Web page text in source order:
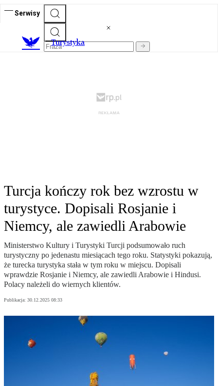
Serwisy
Turystyka
Turcja kończy rok bez wzrostu w
turystyce. Dopisali Rosjanie i
Niemcy, ale zawiedli Arabowie
Ministerstwo Kultury i Turystyki Turcji podsumowało ruch
turystyczny po jedenastu miesiącach tego roku. Statystyki pokazują,
że turecka turystyka stała w tym roku w miejscu. Dopisali
wprawdzie Rosjanie i Niemcy, ale zawiedli Arabowie i Hindusi.
Polacy należeli do wiernych klientów.
Publikacja: 30.12.2025 08:33